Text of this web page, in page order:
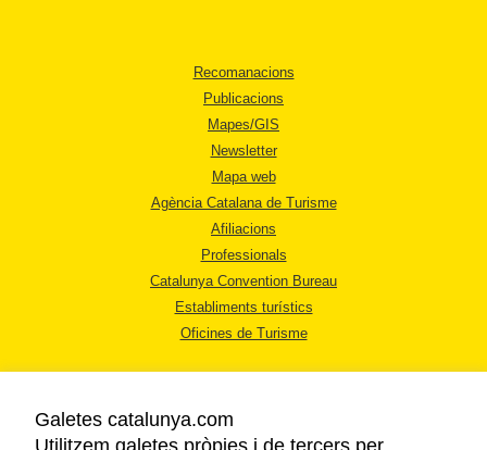
Recomanacions
Publicacions
Mapes/GIS
Newsletter
Mapa web
Agència Catalana de Turisme
Afiliacions
Professionals
Catalunya Convention Bureau
Establiments turístics
Oficines de Turisme
Galetes catalunya.com
Utilitzem galetes pròpies i de tercers per